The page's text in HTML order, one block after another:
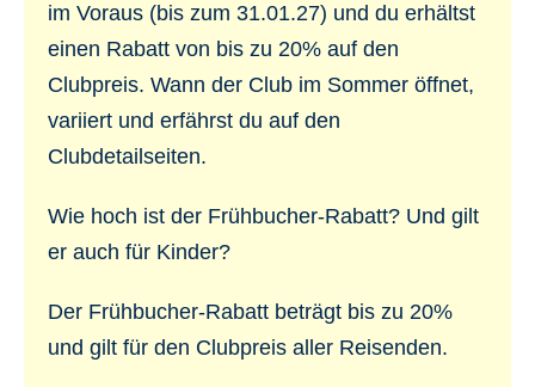
im Voraus (bis zum 31.01.27) und du erhältst
einen Rabatt von bis zu 20% auf den
Clubpreis. Wann der Club im Sommer öffnet,
variiert und erfährst du auf den
Clubdetailseiten.
Wie hoch ist der Frühbucher-Rabatt? Und gilt
er auch für Kinder?
Der Frühbucher-Rabatt beträgt bis zu 20%
und gilt für den Clubpreis aller Reisenden.